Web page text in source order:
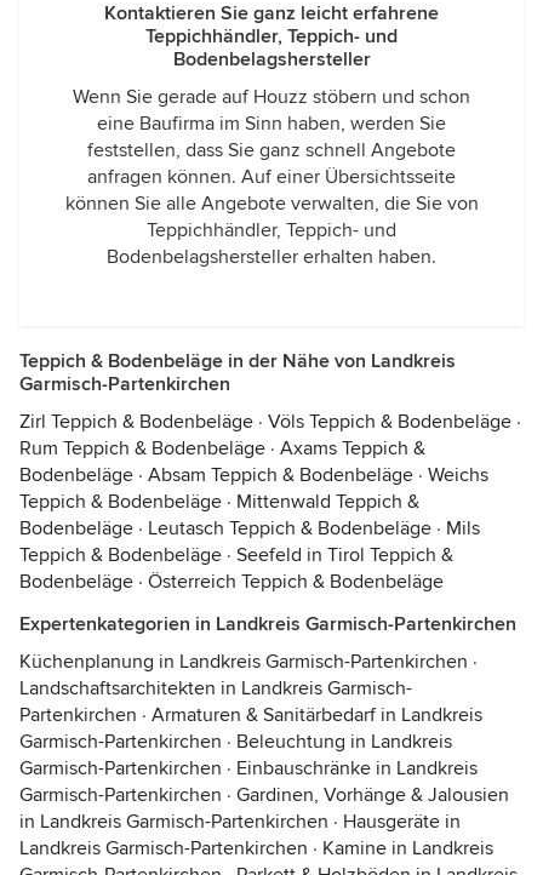
Kontaktieren Sie ganz leicht erfahrene
Teppichhändler, Teppich- und
Bodenbelagshersteller
Wenn Sie gerade auf Houzz stöbern und schon
eine Baufirma im Sinn haben, werden Sie
feststellen, dass Sie ganz schnell Angebote
anfragen können. Auf einer Übersichtsseite
können Sie alle Angebote verwalten, die Sie von
Teppichhändler, Teppich- und
Bodenbelagshersteller erhalten haben.
Teppich & Bodenbeläge in der Nähe von Landkreis
Garmisch-Partenkirchen
Zirl Teppich & Bodenbeläge · Völs Teppich & Bodenbeläge ·
Rum Teppich & Bodenbeläge · Axams Teppich &
Bodenbeläge · Absam Teppich & Bodenbeläge · Weichs
Teppich & Bodenbeläge · Mittenwald Teppich &
Bodenbeläge · Leutasch Teppich & Bodenbeläge · Mils
Teppich & Bodenbeläge · Seefeld in Tirol Teppich &
Bodenbeläge · Österreich Teppich & Bodenbeläge
Expertenkategorien in Landkreis Garmisch-Partenkirchen
Küchenplanung in Landkreis Garmisch-Partenkirchen ·
Landschaftsarchitekten in Landkreis Garmisch-
Partenkirchen · Armaturen & Sanitärbedarf in Landkreis
Garmisch-Partenkirchen · Beleuchtung in Landkreis
Garmisch-Partenkirchen · Einbauschränke in Landkreis
Garmisch-Partenkirchen · Gardinen, Vorhänge & Jalousien
in Landkreis Garmisch-Partenkirchen · Hausgeräte in
Landkreis Garmisch-Partenkirchen · Kamine in Landkreis